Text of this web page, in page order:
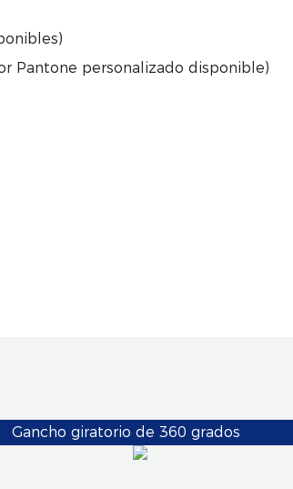
Pantone personalizado disponible)
Gancho giratorio de 360 ​​grados